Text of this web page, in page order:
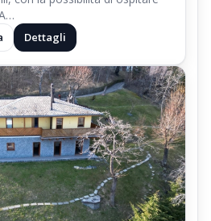
Dettagli